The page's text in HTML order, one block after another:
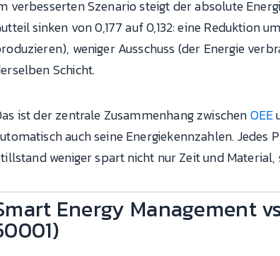
verbesserten Szenario steigt der absolute
sinken von 0,177 auf 0,132: eine Reduktion
weniger Ausschuss (der Energie
Schicht.
ist der zentrale Zusammenhang zwischenOEE
auch seine Energiekennzahlen. Jedes
weniger spart nicht nur Zeit und Material,
Energy Management